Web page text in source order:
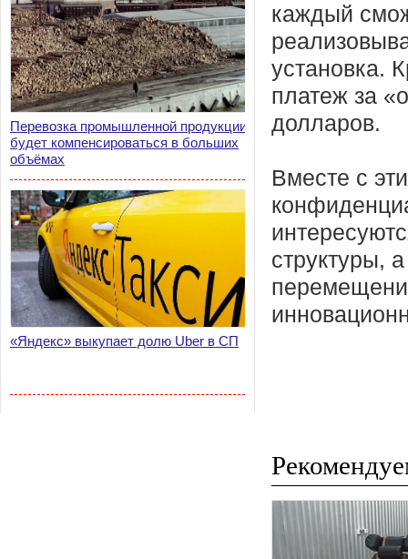
Перевозка промышленной продукции
будет компенсироваться в больших
объёмах
«Яндекс» выкупает долю Uber в СП
каждый
установка.
платеж за
долларов.
Вместе с
структуры,